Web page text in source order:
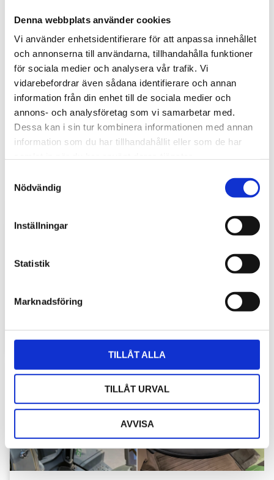
Denna webbplats använder cookies
Vi använder enhetsidentifierare för att anpassa innehållet
och annonserna till användarna, tillhandahålla funktioner
för sociala medier och analysera vår trafik. Vi
vidarebefordrar även sådana identifierare och annan
information från din enhet till de sociala medier och
annons- och analysföretag som vi samarbetar med.
Dessa kan i sin tur kombinera informationen med annan
information som du har tillhandahållit eller som de har
Nödvändig
Inställningar
Statistik
Marknadsföring
TILLÅT ALLA
TILLÅT URVAL
AVVISA
Tips och inspiration
Stöldskydd för entreprenadmaskiner: så
För entreprenörer är maskinerna hjärtat i
mot stölder och skador som kan orsaka kostsamma
avbrott....